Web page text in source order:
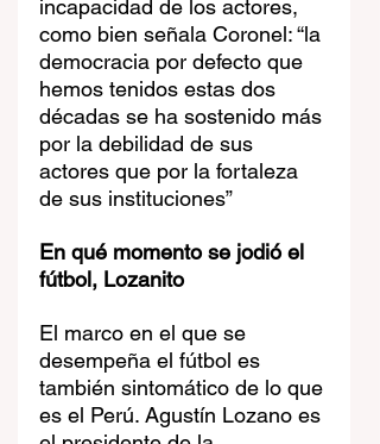
incapacidad de los actores,
como bien señala Coronel: “la
democracia por defecto que
hemos tenidos estas dos
décadas se ha sostenido más
por la debilidad de sus
actores que por la fortaleza
de sus instituciones”
En qué momento se jodió el
fútbol, Lozanito
El marco en el que se
desempeña el fútbol es
también sintomático de lo que
es el Perú. Agustín Lozano es